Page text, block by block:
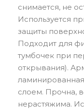
снимается, не
Используется
защиты
Подходит для
тумбочек при
открывания).
слоем. Прочна,
нерастяжима.